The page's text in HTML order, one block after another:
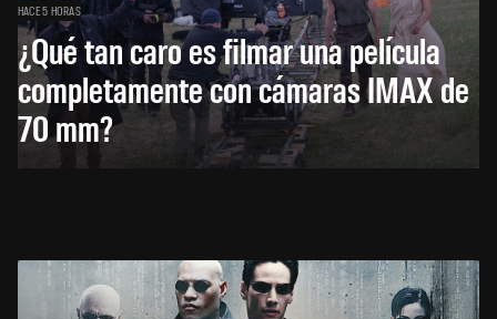
HACE 5 HORAS
¿Qué tan caro es filmar una película
completamente con cámaras IMAX de
70 mm?